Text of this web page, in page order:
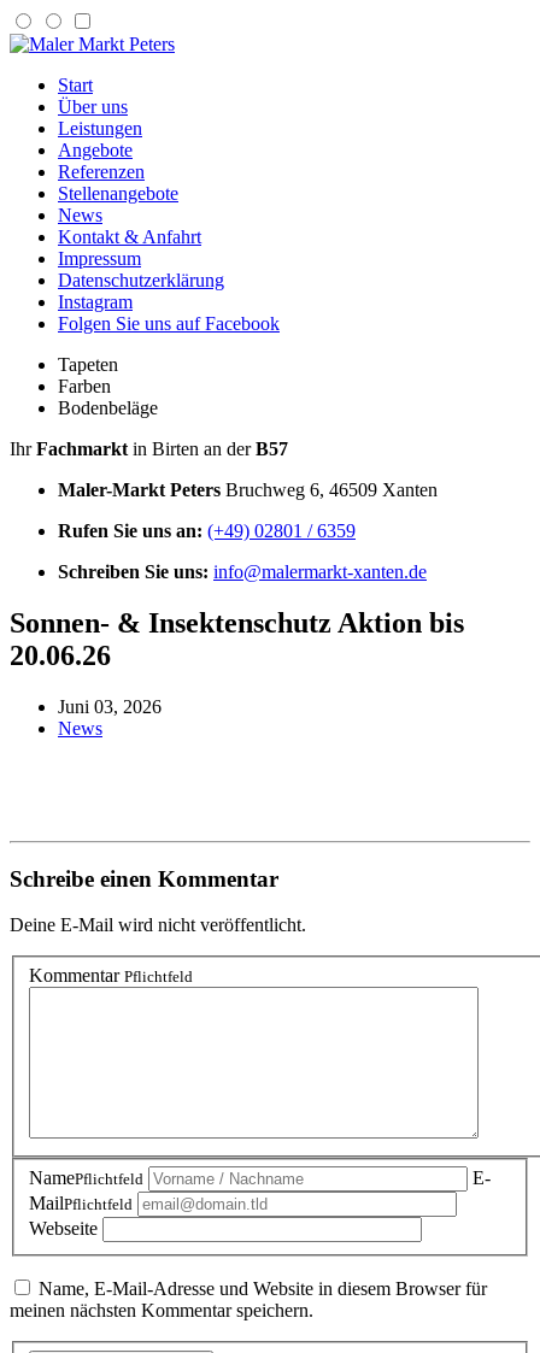
Start
Über uns
Leistungen
Angebote
Referenzen
Stellenangebote
News
Kontakt & Anfahrt
Impressum
Datenschutzerklärung
Instagram
Folgen Sie uns auf Facebook
Tapeten
Farben
Bodenbeläge
IhrFachmarkt in Birten an derB57
Maler-Markt Peters Bruchweg 6, 46509 Xanten
Rufen Sie uns an: (+49) 02801 / 6359
Schreiben Sie uns: info@malermarkt-xanten.de
Sonnen- & Insektenschutz Aktion bis
20.06.26
Juni 03, 2026
News
Schreibe einen Kommentar
Deine E-Mail wird nicht veröffentlicht.
Kommentar Pflichtfeld
NamePflichtfeld
E-
MailPflichtfeld
Webseite
Name, E-Mail-Adresse und Website in diesem Browser für
meinen nächsten Kommentar speichern.